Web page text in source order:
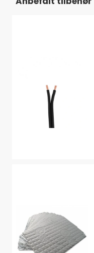
en virkelig velspillende
rikelig med dyp bass å